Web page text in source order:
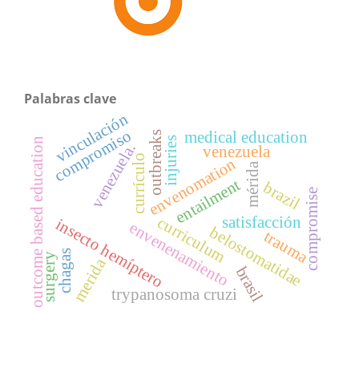
Palabras clave
envenenamiento
insecto hemíptero belostomatidae
mérida
venezuela
envenomation
merida
venezuela.currículo
curriculum
medical education
outcome based education compromiso
vinculación
satisfacción compromise
entailment
trypanosoma cruzi
chagas brasil
brazil
outbreaksinjuries
trauma
surgery